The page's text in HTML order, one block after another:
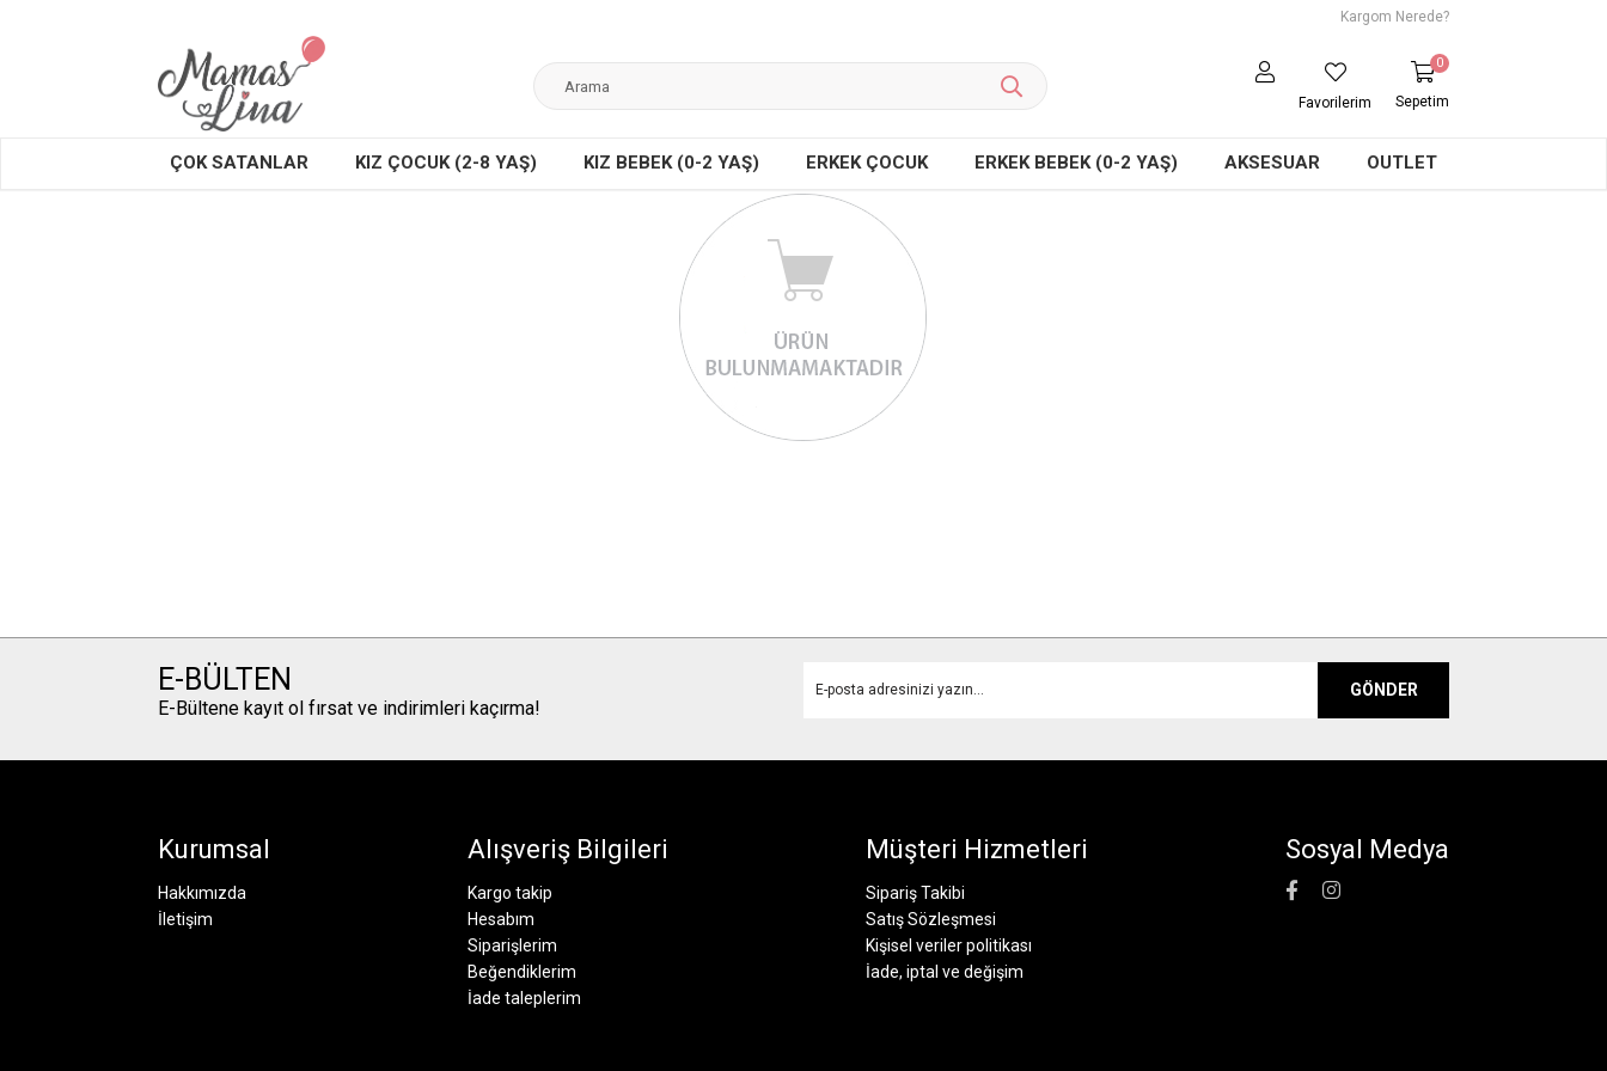
Kargom Nerede?
Sepetim
0
Favorilerim
ÇOK SATANLAR KIZ ÇOCUK (2-8 YAŞ) KIZ BEBEK (0-2 YAŞ) ERKEK ÇOCUK ERKEK BEBEK (0-2 YAŞ) AKSESUAR OUTLET
E-BÜLTEN
E-Bültene kayıt ol fırsat ve indirimleri kaçırma!
GÖNDER
Kurumsal
Hakkımızda
İletişim
Alışveriş Bilgileri
Kargo takip
Hesabım
Siparişlerim
Beğendiklerim
İade taleplerim
Müşteri Hizmetleri
Sipariş Takibi
Satış Sözleşmesi
Kişisel veriler politikası
İade, iptal ve değişim
Sosyal Medya